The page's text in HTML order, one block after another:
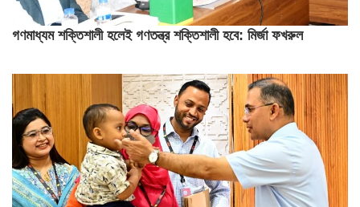
গণমাধ্যম শক্তিশালী হলেই গণতন্ত্র শক্তিশালী হবে: মির্জা ফখরুল